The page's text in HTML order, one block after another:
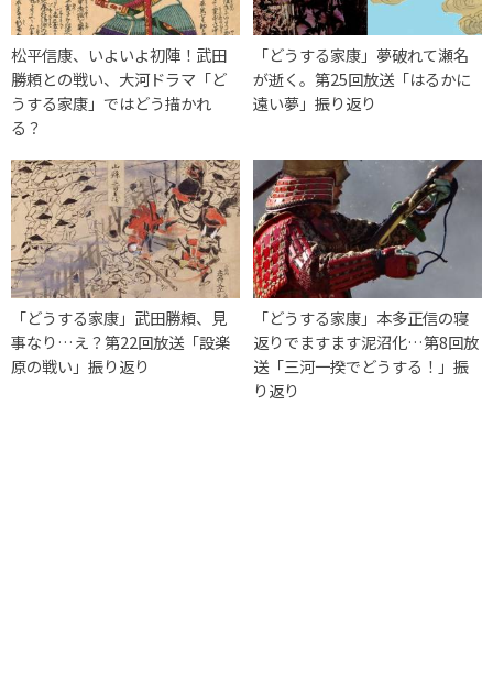
松平信康、いよいよ初陣！武田
勝頼との戦い、大河ドラマ「ど
うする家康」ではどう描かれ
る？
「どうする家康」夢破れて瀬名
が逝く。第25回放送「はるかに
遠い夢」振り返り
「どうする家康」武田勝頼、見
事なり…え？第22回放送「設楽
原の戦い」振り返り
「どうする家康」本多正信の寝
返りでますます泥沼化…第8回放
送「三河一揆でどうする！」振
り返り